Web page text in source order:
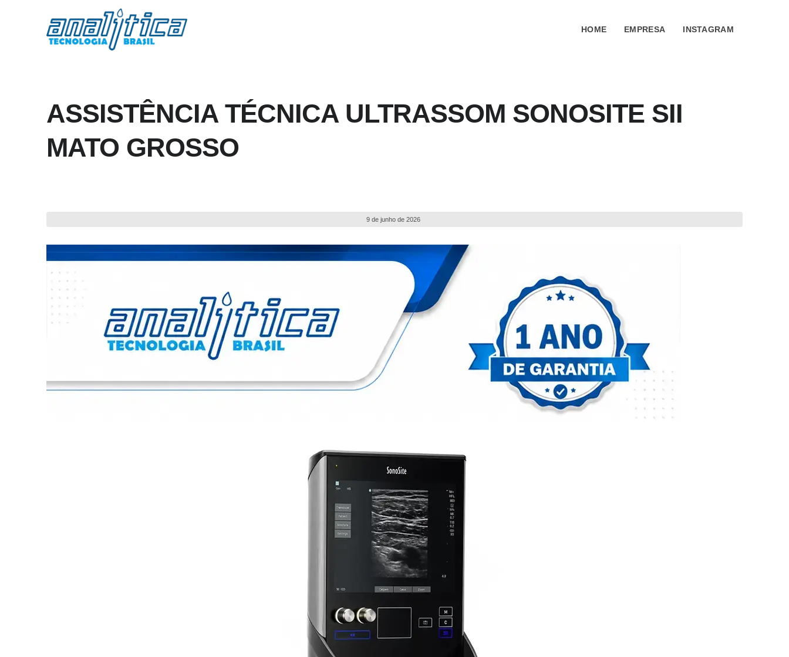
HOME EMPRESA INSTAGRAM
ASSISTÊNCIA TÉCNICA ULTRASSOM SONOSITE SII
MATO GROSSO
9 de junho de 2026